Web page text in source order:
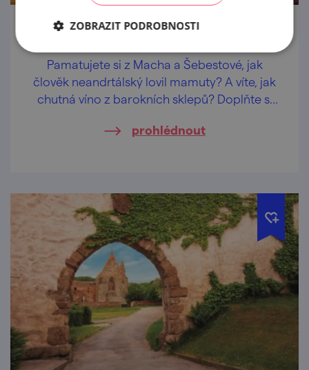
To nejlepší z Pálavy
Pamatujete si z Macha a Šebestové, jak
člověk neandrtálský lovil mamuty? A víte, jak
chutná víno z barokních sklepů? Doplňte si
prohlédnout
ZOBRAZIT PODROBNOSTI